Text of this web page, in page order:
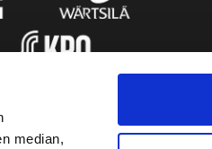
median,